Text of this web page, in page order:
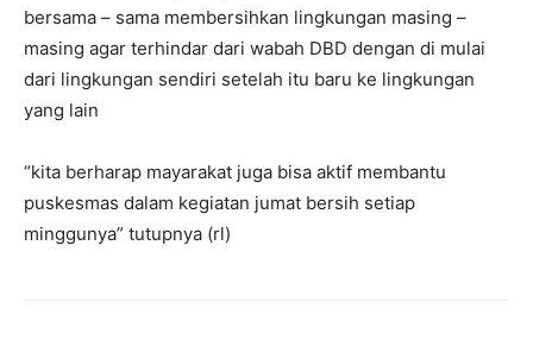
bersama – sama membersihkan lingkungan masing –
masing agar terhindar dari wabah DBD dengan di mulai
dari lingkungan sendiri setelah itu baru ke lingkungan
yang lain
“kita berharap mayarakat juga bisa aktif membantu
puskesmas dalam kegiatan jumat bersih setiap
minggunya” tutupnya (rl)